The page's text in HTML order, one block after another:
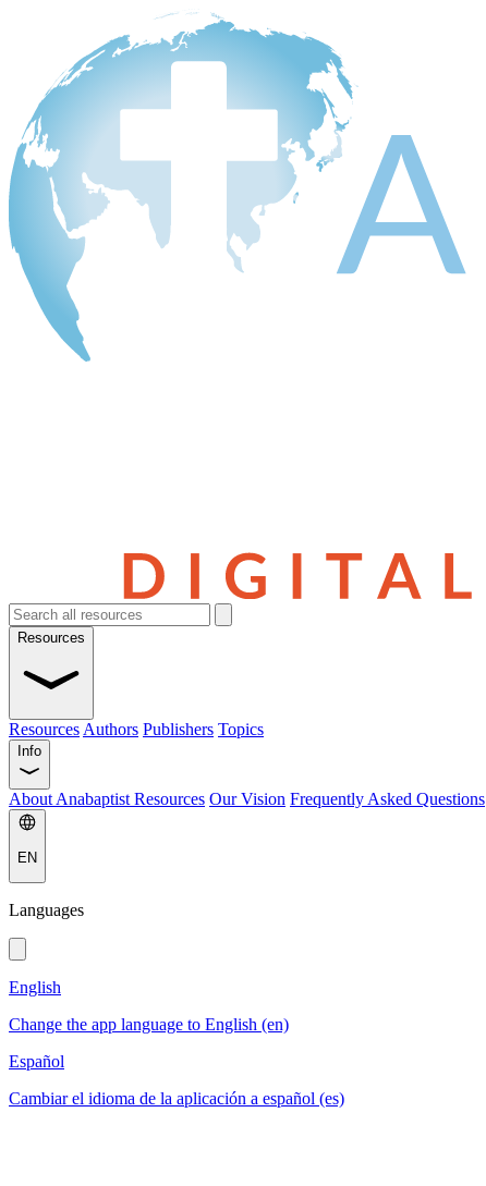
Resources
Resources Authors Publishers Topics
Info
About Anabaptist Resources Our Vision Frequently Asked Questions
EN
Languages
English
Change the app language to English (en)
Español
Cambiar el idioma de la aplicación a español (es)